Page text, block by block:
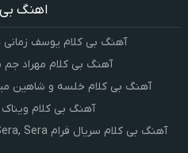
اهنگ بی
آهنگ بی کلام یوسف زمانی
آهنگ بی کلام مهراد
آهنگ بی کلام خلسه و شاهین
آهنگ بی کلام ویناک
آهنگ بی کلام سریال فرام Que Sera, Sera از Jack Jezzro – رایگان